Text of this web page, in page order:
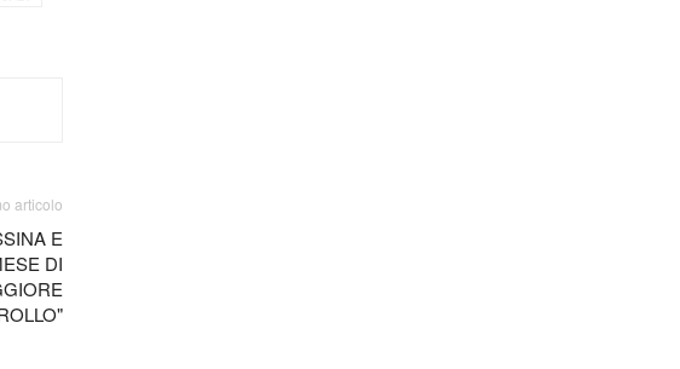
articolo
E
DI